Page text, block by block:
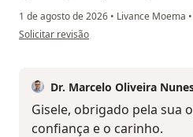
1 de agosto de 2026 • Livance Moema •
na opinião do utilizador Gisele Rocha
Solicitar revisão
Dr. Marcelo Oliveira
Gisele, obrigado pela sua
confiança e o carinho.